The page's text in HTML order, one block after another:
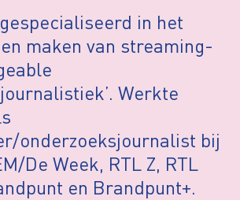
in het
maken van streaming-
Werkte
onderzoeksjournalist bij
De Week, RTL Z, RTL
en Brandpunt+.